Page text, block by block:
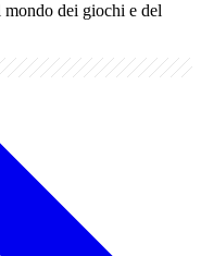
dei giochi e del